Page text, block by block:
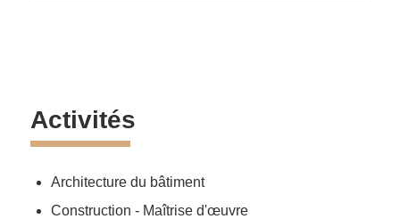
Activités
Architecture du bâtiment
Construction - Maîtrise d'œuvre